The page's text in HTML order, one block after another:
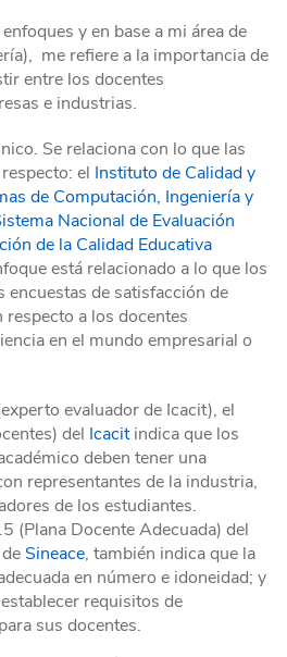
y en base a mi área de
me refiere a la importancia de
entre los docentes
e industrias.
Se relaciona con lo que las
el Instituto de Calidad y
de Computación, Ingeniería y
Nacional de Evaluación
de la Calidad Educativa
está relacionado a lo que los
encuestas de satisfacción de
a los docentes
en el mundo empresarial o
evaluador de Icacit), el
del Icacitindica que los
deben tener una
representantes de la industria,
de los estudiantes.
(Plana Docente Adecuada) del
Sineace, también indica que la
en número e idoneidad; y
requisitos de
sus docentes.